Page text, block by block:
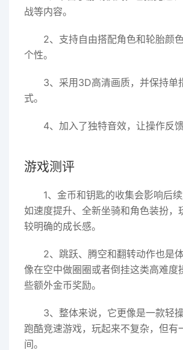
战等内容。
2、支持自由搭配角色和轮胎颜
个性。
3、采用3D高清画质，并保持单
式。
4、加入了独特音效，让操作反
游戏测评
1、金币和钥匙的收集会影响后
如速度提升、全新坐骑和角色装扮，
较明确的成长感。
2、跳跃、腾空和翻转动作也是
像在空中做圈圈或者倒挂这类高难度
些额外金币奖励。
3、整体来说，它更像是一款轻
跑酷竞速游戏，玩起来不复杂，但有
间。